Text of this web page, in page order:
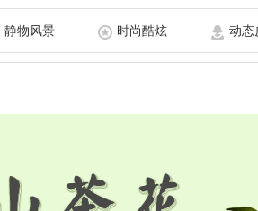
静物风景 时尚酷炫 动态